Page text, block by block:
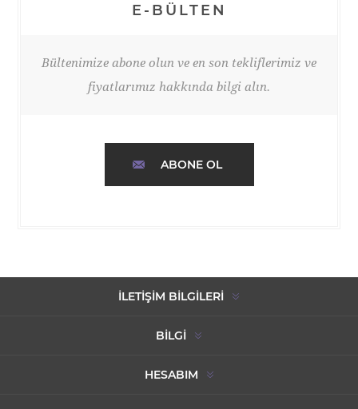
E-BÜLTEN
Bültenimize abone olun ve en son tekliflerimiz ve
fiyatlarımız hakkında bilgi alın.
ABONE OL
İLETIŞIM BILGILERI
BILGI
HESABIM